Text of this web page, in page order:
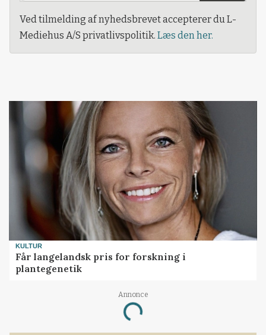
Ved tilmelding af nyhedsbrevet accepterer du L-
Mediehus A/S privatlivspolitik. Læs den her.
KULTUR
Får langelandsk pris for forskning i
plantegenetik
Annonce
Loading...